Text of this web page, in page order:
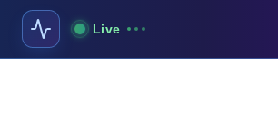
Live